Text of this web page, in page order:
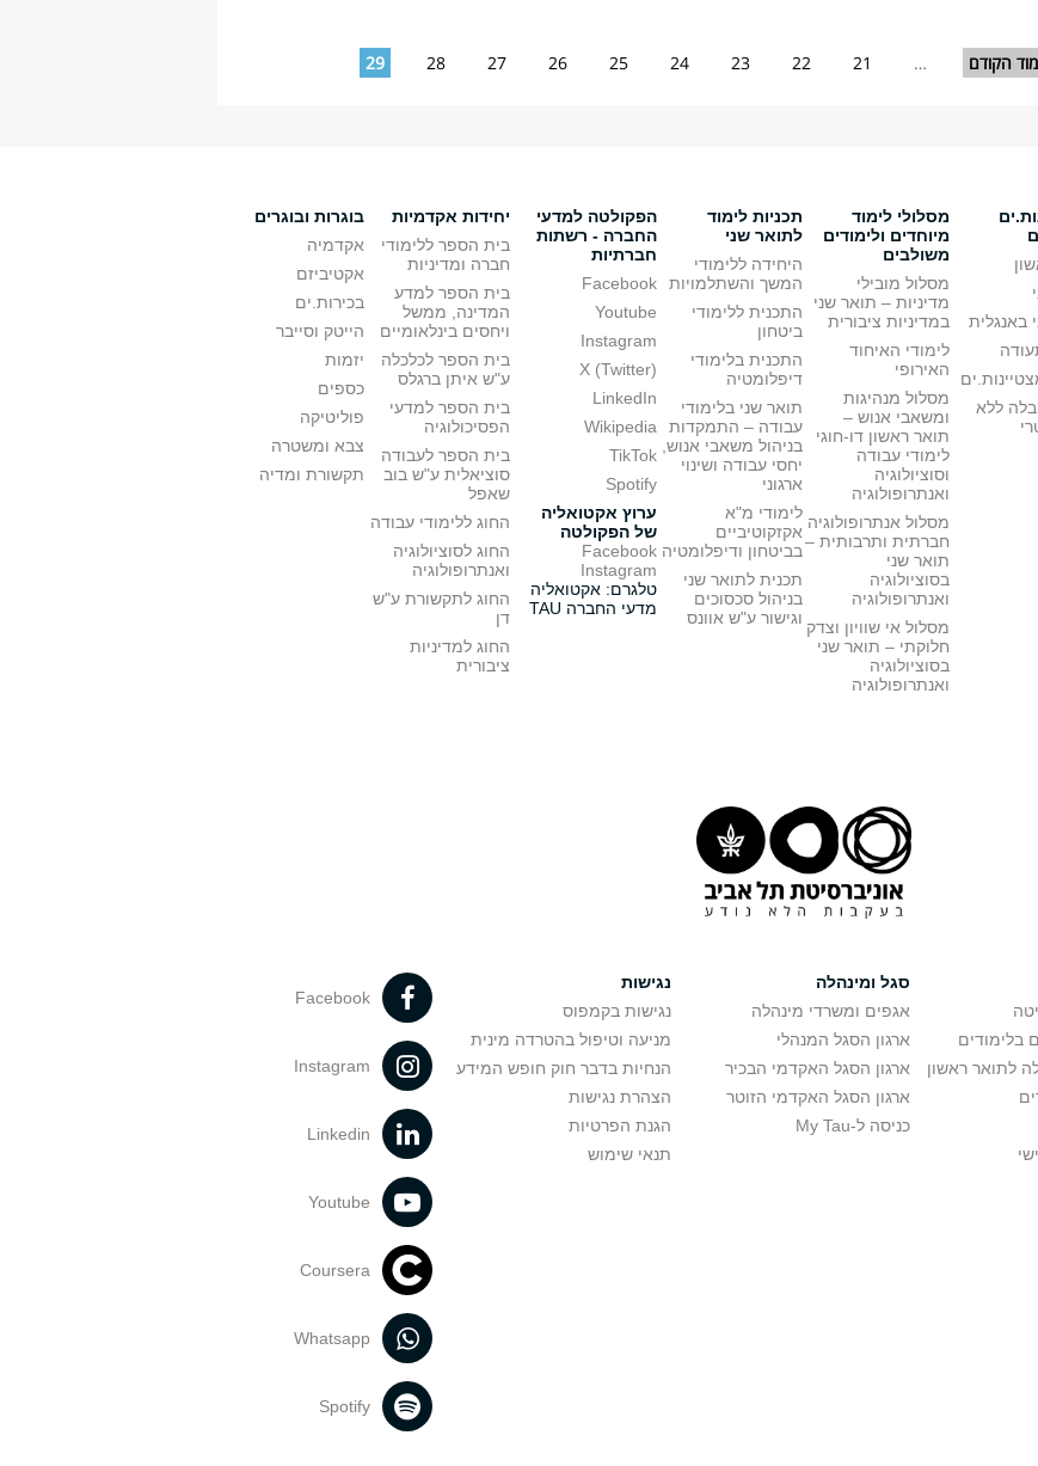
2026
הכל
הקודם …
21
22
23
24
25
26
27
28
29
באנגלית
ללא
מסלולי לימוד
מיוחדים ולימודים
משולבים
מסלול מובילי
מדיניות – תואר שני
במדיניות ציבורית
לימודי האיחוד
האירופי
מסלול מנהיגות
ומשאבי אנוש –
תואר ראשון דו-חוגי
לימודי עבודה
וסוציולוגיה
ואנתרופולוגיה
מסלול אנתרופולוגיה
חברתית ותרבותית –
תואר שני
בסוציולוגיה
ואנתרופולוגיה
מסלול אי שוויון וצדק
חלוקתי – תואר שני
בסוציולוגיה
ואנתרופולוגיה
תכניות לימוד
לתואר שני
היחידה ללימודי
המשך והשתלמויות
התכנית ללימודי
ביטחון
התכנית בלימודי
דיפלומטיה
תואר שני בלימודי
עבודה – התמקדות
בניהול משאבי אנוש,
יחסי עבודה ושינוי
ארגוני
לימודי מ"א
אקזקוטיביים
בביטחון ודיפלומטיה
תכנית לתואר שני
בניהול סכסוכים
וגישור ע"ש אוונס
הפקולטה למדעי
החברה - רשתות
חברתיות
Facebook
Youtube
Instagram
X (Twitter)
LinkedIn
Wikipedia
TikTok
Spotify
ערוץ אקטואליה
של הפקולטה
Facebook
Instagram
טלגרם: אקטואליה
מדעי החברה TAU
יחידות אקדמיות
בית הספר ללימודי
חברה ומדיניות
בית הספר למדע
המדינה, ממשל
ויחסים בינלאומיים
בית הספר לכלכלה
ע"ש איתן ברגלס
בית הספר למדעי
הפסיכולוגיה
בית הספר לעבודה
סוציאלית ע"ש בוב
שאפל
החוג ללימודי עבודה
החוג לסוציולוגיה
ואנתרופולוגיה
החוג לתקשורת ע"ש
דן
החוג למדיניות
ציבורית
בוגרות ובוגרים
אקדמיה
אקטיביזם
בכירות.ים
הייטק וסייבר
יזמות
כספים
פוליטיקה
צבא ומשטרה
תקשורת ומדיה
בלימודים
לתואר ראשון
סגל ומינהלה
אגפים ומשרדי מינהלה
ארגון הסגל המנהלי
ארגון הסגל האקדמי הבכיר
ארגון הסגל האקדמי הזוטר
כניסה ל-My Tau
נגישות
נגישות בקמפוס
מניעה וטיפול בהטרדה מינית
הנחיות בדבר חוק חופש המידע
הצהרת נגישות
הגנת הפרטיות
תנאי שימוש
Facebook
Instagram
Linkedin
Youtube
Coursera
Whatsapp
Spotify